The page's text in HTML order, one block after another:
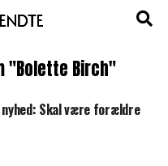
"Bolette Birch"
Skal være forældre